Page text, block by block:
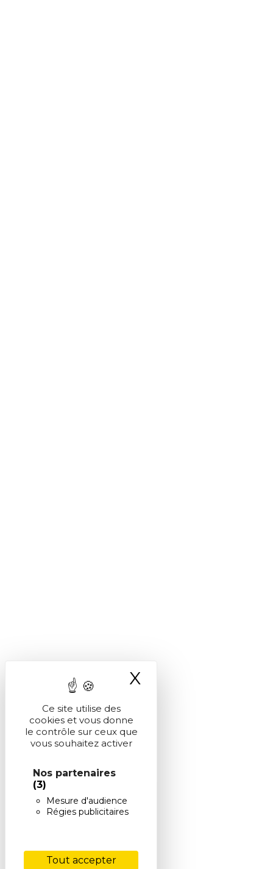
Ce site utilise des
cookies et vous donne
le contrôle sur ceux que
vous souhaitez activer
Nos partenaires
(3)
Mesure d'audience
Régies publicitaires
Tout accepter
X